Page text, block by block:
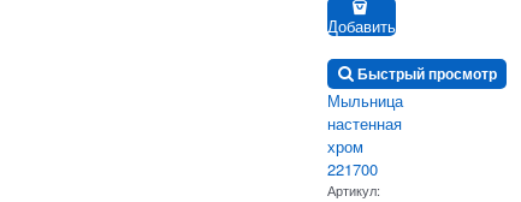
Добавить
Быстрый просмотр
Мыльница
настенная
хром
221700
Артикул: